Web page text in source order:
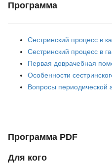
Программа
Сестринский процесс в
Сестринский процесс в
Первая доврачебная
Особенности
Вопросы периодической
Программа PDF
Для кого